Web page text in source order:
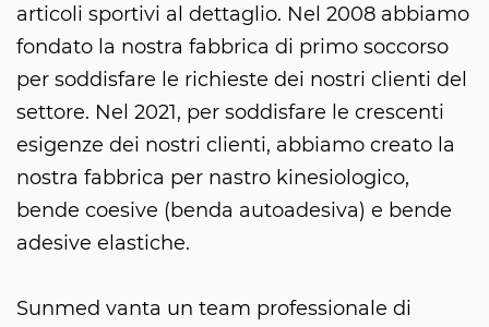
articoli sportivi al dettaglio. Nel 2008 abbiamo
fondato la nostra fabbrica di primo soccorso
per soddisfare le richieste dei nostri clienti del
settore. Nel 2021, per soddisfare le crescenti
esigenze dei nostri clienti, abbiamo creato la
nostra fabbrica per nastro kinesiologico,
bende coesive (benda autoadesiva) e bende
adesive elastiche.
Sunmed vanta un team professionale di